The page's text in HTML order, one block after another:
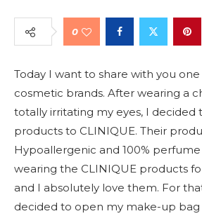
0
Today I want to share with you
cosmetic brands. After wearing a
totally irritating my eyes, I decided
products to CLINIQUE. Their
Hypoallergenic and 100%
wearing the CLINIQUE products
and I absolutely love them. For
decided to open my make-up bag